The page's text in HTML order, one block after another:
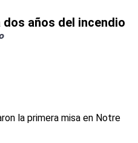
años del incendio